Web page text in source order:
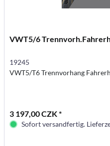
VWT5/6
19245
VWT5/T6 Trennvorhang
3 197,00 CZK *
Sofort versandfertig.